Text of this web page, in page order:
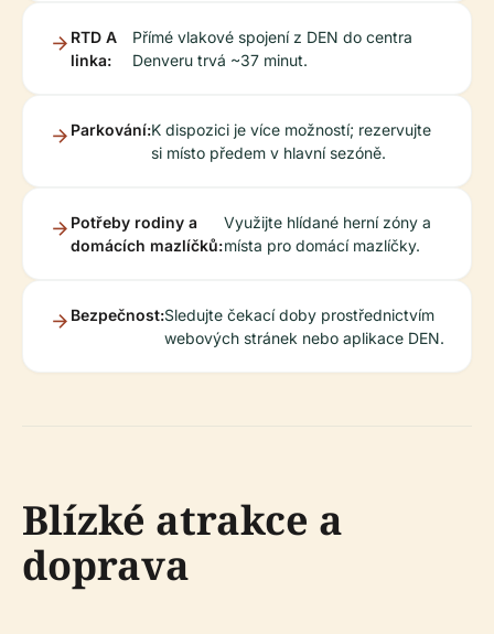
RTD A
linka:
Přímé vlakové spojení z DEN do centra
Denveru trvá ~37 minut.
Parkování:K dispozici je více možností; rezervujte
si místo předem v hlavní sezóně.
Potřeby rodiny a
domácích mazlíčků:
Využijte hlídané herní zóny a
místa pro domácí mazlíčky.
Bezpečnost:Sledujte čekací doby prostřednictvím
webových stránek nebo aplikace DEN.
Blízké atrakce a
doprava